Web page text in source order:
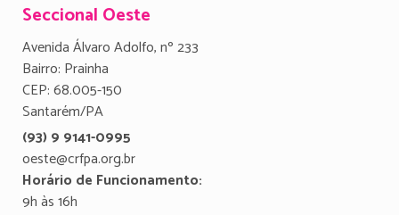
Seccional Oeste
Avenida Álvaro Adolfo, nº 233
Bairro: Prainha
CEP: 68.005-150
Santarém/PA
(93) 9 9141-0995
oeste@crfpa.org.br
Horário de Funcionamento:
9h às 16h